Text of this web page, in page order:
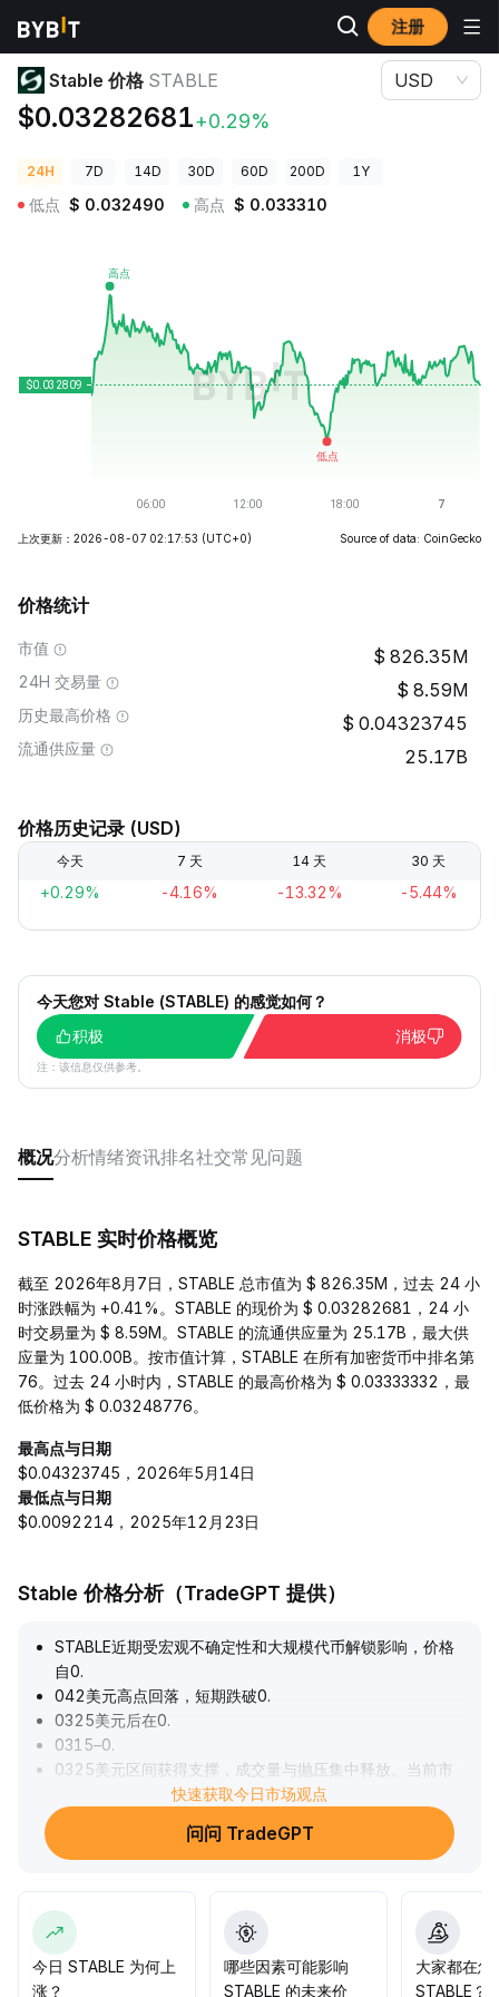
注册
加密货币价格
​​Stable 价格 STABLE
$0.03282681+0.29%
USD
24H 7D 14D 30D 60D 200D 1Y
低点 $ 0.032490 高点 $ 0.033310
上次更新：2026-08-07 02:17:53 (UTC+0) Source of data: CoinGecko
价格统计
市值 826.35M
24H 交易量 8.59M
历史最高价格 0.04323745
流通供应量 25.17B
价格历史记录 (USD)
今天 7 天 14 天 30 天
+0.29% -4.16% -13.32% -5.44%
今天您对 ​​Stable (STABLE) 的感觉如何？
积极
消极
注：该信息仅供参考。
概况分析情绪资讯排名社交常见问题
STABLE 实时价格概览
截至 2026年8月7日，STABLE 总市值为 $ 826.35M，过去 24 小
时涨跌幅为 +0.41%。STABLE 的现价为 $ 0.03282681，24 小
时交易量为 $ 8.59M。STABLE 的流通供应量为 25.17B，最大供
应量为 100.00B。按市值计算，STABLE 在所有加密货币中排名第
76。过去 24 小时内，STABLE 的最高价格为 $ 0.03333332，最
低价格为 $ 0.03248776。
最高点与日期
$0.04323745，2026年5月14日
最低点与日期
$0.0092214，2025年12月23日
​​Stable 价格分析（TradeGPT 提供）
STABLE近期受宏观不确定性和大规模代币解锁影响，价格
自0.
042美元高点回落，短期跌破0.
0325美元后在0.
0315–0.
0325美元区间获得支撑，成交量与抛压集中释放。当前市
场情绪偏谨慎，链上项目基本面分化加剧。技术面显示空头
动力减弱，若STABLE稳固上述区间并突破0
035美元，将有望打开反弹空间。建议关注解锁节奏与市场
快速获取今日市场观点
问问 TradeGPT
今日 STABLE 为何上
涨？
哪些因素可能影响
STABLE 的未来价
大家都在怎
STABLE？